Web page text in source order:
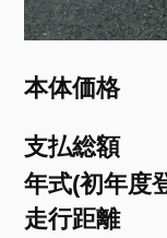
本体価格
支払総額
年式(初年度
走行距離